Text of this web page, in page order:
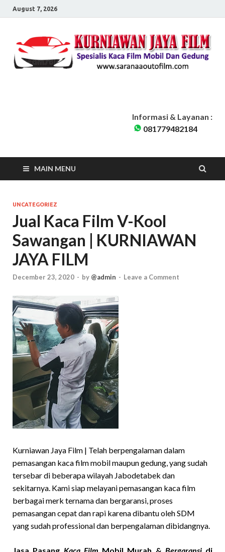
August 7, 2026
Informasi & Layanan :
081779482184
MAIN MENU
UNCATEGORIEZ
Jual Kaca Film V-Kool
Sawangan | KURNIAWAN
JAYA FILM
December 23, 2020 - by @admin - Leave a Comment
Kurniawan Jaya Film | Telah berpengalaman dalam
pemasangan kaca film mobil maupun gedung, yang sudah
tersebar di beberapa wilayah Jabodetabek dan
sekitarnya. Kami siap melayani pemasangan kaca film
berbagai merk ternama dan bergaransi, proses
pemasangan cepat dan rapi karena dibantu oleh SDM
yang sudah professional dan berpengalaman dibidangnya.